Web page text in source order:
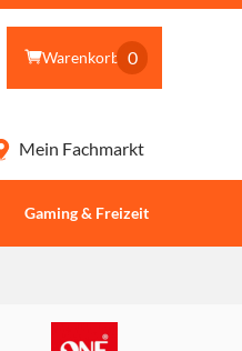
Warenkorb 0
Gaming & Freizeit
Mein Fachmarkt